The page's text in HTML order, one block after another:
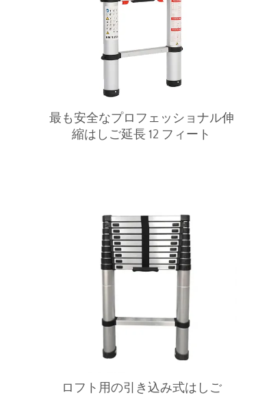
最も安全なプロフェッショナル伸
縮はしご延長 12 フィート
ロフト用の引き込み式はしご